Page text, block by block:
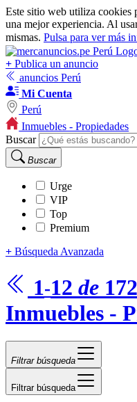
Este sitio web utiliza cookies
una mejor experiencia. Al
mismas. Pulsa para ver más
+ Publica un anuncio
anuncios Perú
Mi Cuenta
Perú
Inmuebles - Propiedades
Buscar
Buscar
Urge
VIP
Top
Premium
+ Búsqueda Avanzada
1-12 de 172
Inmuebles -
Filtrar búsqueda
Filtrar búsqueda